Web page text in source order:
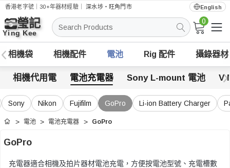
香港老字號｜30+年器材經驗｜深水埗・旺角門市 English
搜
索
0
相機袋 相機配件 電池 Rig 配件 攝錄器材
相機代用電 電池充電器 Sony L-mount 電池 V
Sony Nikon Fujifilm GoPro Li-ion Battery Charger
首頁 電池 電池充電器 GoPro
GoPro
充電器適合相機及拍片器材電池充電，方便按電池型號、充電槽數